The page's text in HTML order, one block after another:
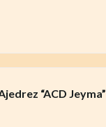
“ACD Jeyma”